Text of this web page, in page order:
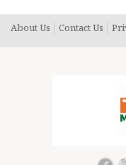
About Us Contact Us